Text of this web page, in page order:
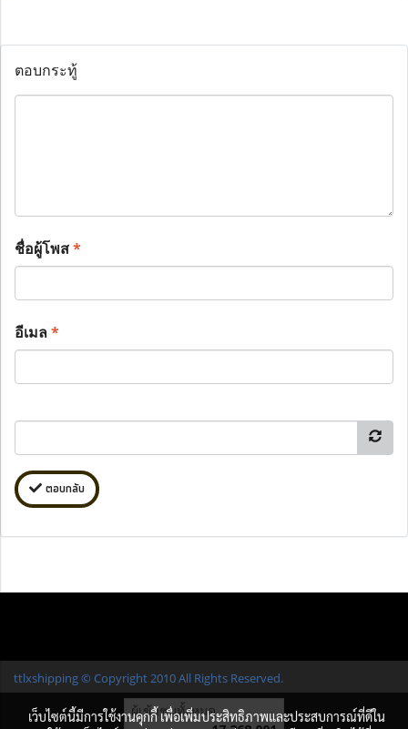
ตอบกระทู้
ชื่อผู้โพส*
อีเมล*
ตอบกลับ
ttlxshipping © Copyright 2010 All Rights Reserved.
ผู้เข้าชมทั้งหมด
เว็บไซต์นี้มีการใช้งานคุกกี้ เพื่อเพิ่มประสิทธิภาพและประสบการณ์ที่ดีใน